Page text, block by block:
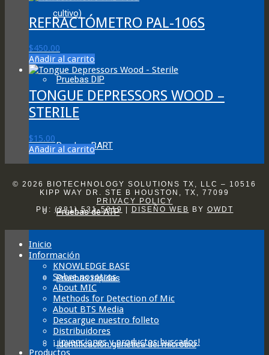
cultivo)
Pruebas DIP
Pruebas BART
Pruebas de ATP
Pruebas rápidas
Identificación genética del microbio
multiple
variants.
be
on
the
REFRACTÓMETRO PAL-106S
$450.00
Añadir al carrito
TONGUE DEPRESSORS WOOD –
STERILE
$15.00
Añadir al carrito
© 2026 BIOTECHNOLOGY SOLUTIONS TX, LLC – 10516
KIPP WAY DR. STE B HOUSTON, TX, 77099
PRIVACY POLICY
PH: (281) 531-5319 DISEÑO WEB BY OWDT
Inicio
Información
KNOWLEDGE BASE
Sobre nosotros
About MIC
Methods for Detection of Mic
About BTS Media
Descargue nuestro folleto
Distribuidores
¡ invenciones y productos buscados!
Productos